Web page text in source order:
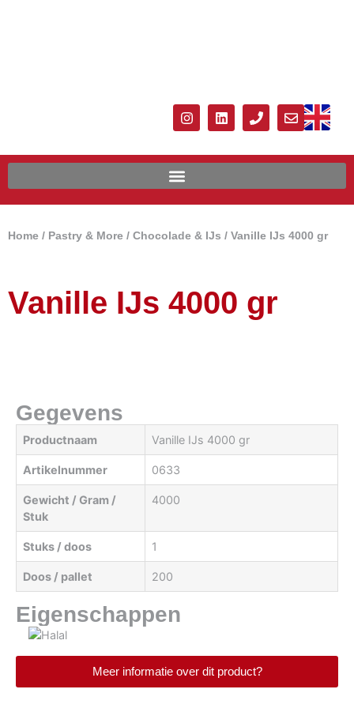
Home / Pastry & More / Chocolade & IJs / Vanille IJs 4000 gr
Vanille IJs 4000 gr
Gegevens
Productnaam Vanille IJs 4000 gr
Artikelnummer 0633
Gewicht / Gram /
Stuk
4000
Stuks / doos 1
Doos / pallet 200
Eigenschappen
Meer informatie over dit product?